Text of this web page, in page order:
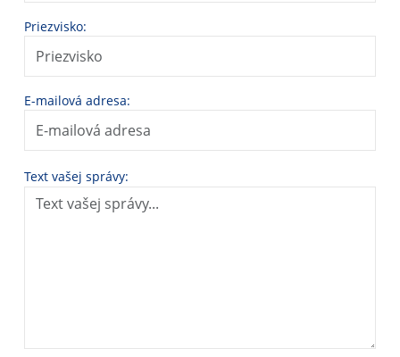
Priezvisko:
E-mailová adresa:
Text vašej správy: